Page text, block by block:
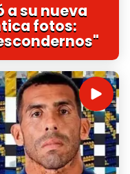
a su nueva
fotos: